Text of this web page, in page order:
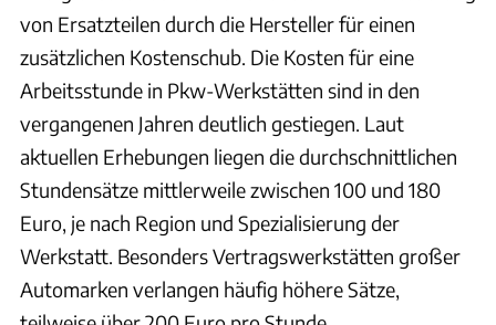
von Ersatzteilen durch die Hersteller für einen
zusätzlichen Kostenschub. Die Kosten für eine
Arbeitsstunde in Pkw-Werkstätten sind in den
vergangenen Jahren deutlich gestiegen. Laut
aktuellen Erhebungen liegen die durchschnittlichen
Stundensätze mittlerweile zwischen 100 und 180
Euro, je nach Region und Spezialisierung der
Werkstatt. Besonders Vertragswerkstätten großer
Automarken verlangen häufig höhere Sätze,